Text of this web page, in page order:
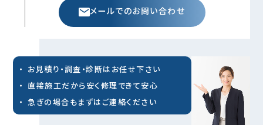
メールでのお問い合わせ
お見積り・調査・診断はお任せ下さい
直接施工だから安く修理できて安心
急ぎの場合もまずはご連絡ください